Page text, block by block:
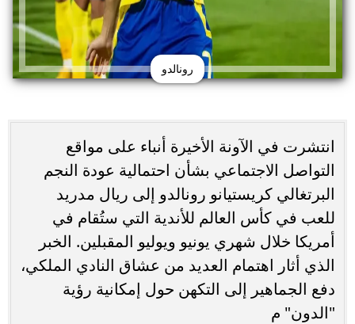
رونالدو
انتشرت في الآونة الأخيرة أنباء على مواقع
التواصل الاجتماعي بشأن احتمالية عودة النجم
البرتغالي كريستيانو رونالدو إلى ريال مدريد
للعب في كأس العالم للأندية التي ستُقام في
أمريكا خلال شهري يونيو ويوليو المقبلين. الخبر
الذي أثار اهتمام العديد من عشاق النادي الملكي،
دفع الجماهير إلى التكهن حول إمكانية رؤية
"الدون" م